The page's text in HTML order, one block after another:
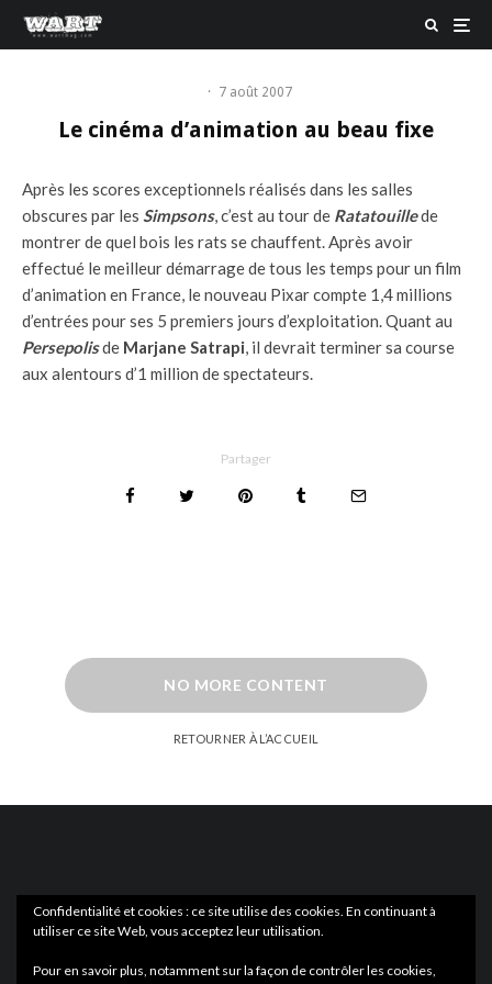
· 7 août 2007
Le cinéma d’animation au beau fixe
Après les scores exceptionnels réalisés dans les salles
obscures par les Simpsons, c’est au tour de Ratatouillede
montrer de quel bois les rats se chauffent. Après avoir
effectué le meilleur démarrage de tous les temps pour un film
d’animation en France, le nouveau Pixar compte 1,4 millions
d’entrées pour ses 5 premiers jours d’exploitation. Quant au
Persepolisde Marjane Satrapi, il devrait terminer sa course
aux alentours d’1 million de spectateurs.
Partager
NO MORE CONTENT
RETOURNER À L’ACCUEIL
Confidentialité et cookies : ce site utilise des cookies. En continuant à
utiliser ce site Web, vous acceptez leur utilisation.
Pour en savoir plus, notamment sur la façon de contrôler les cookies,